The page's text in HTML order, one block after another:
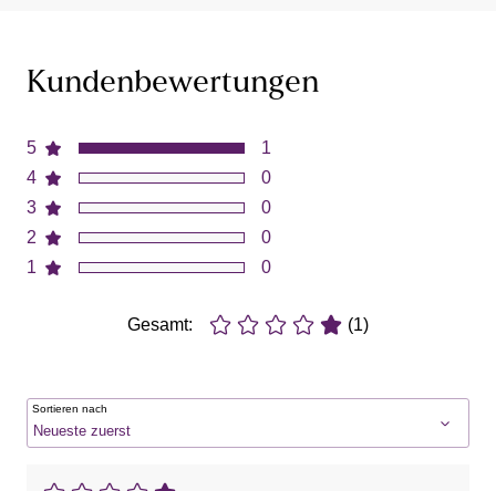
Kundenbewertungen
5
4
3
2
1
1
0
0
0
0
Gesamt: (1)
Sortieren nach